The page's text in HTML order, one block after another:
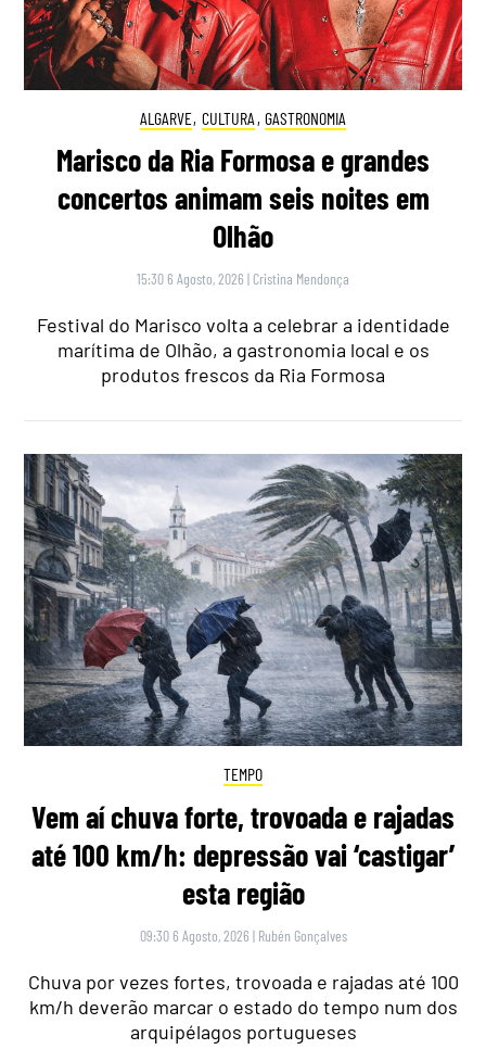
ALGARVE, CULTURA , GASTRONOMIA
Marisco da Ria Formosa e grandes
concertos animam seis noites em
Olhão
15:30 6 Agosto, 2026 | Cristina Mendonça
Festival do Marisco volta a celebrar a identidade
marítima de Olhão, a gastronomia local e os
produtos frescos da Ria Formosa
TEMPO
Vem aí chuva forte, trovoada e rajadas
até 100 km/h: depressão vai ‘castigar’
esta região
09:30 6 Agosto, 2026 | Rubén Gonçalves
Chuva por vezes fortes, trovoada e rajadas até 100
km/h deverão marcar o estado do tempo num dos
arquipélagos portugueses